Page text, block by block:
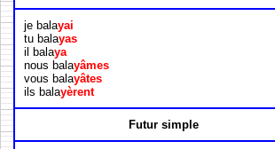
je balayai
tu balayas
il balaya
nous balayâmes
vous balayâtes
ils balayèrent
Futur simple